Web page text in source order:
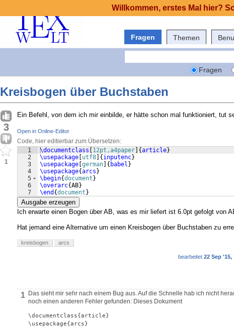
Fragen Themen
Fragen
Kreisbogen über Buchstaben
3
1
Ein Befehl, von dem ich mir einbilde, er hätte schon mal funktioniert, tut
Open in Online-Editor
Code, hier editierbar zum Übersetzen:
1
2
3
4
5
6
7
\documentclass 12pt,a4paper {article}
\usepackage utf8 { inputenc}
\usepackage german { babel }
\usepackage{arcs }
\begin{document }
\overarc{AB}
\end {document }
Ausgabe erzeugen
Ich erwarte einen Bogen über AB, was es mir liefert ist 6.0pt gefolgt von
Hat jemand eine Alternative um einen Kreisbogen über Buchstaben zu
kreisbogen arcs
bearbeitet 22 Sep '15,
1
Das sieht mir sehr nach einem Bug aus. Auf die Schnelle hab ich nicht
noch einen anderen Fehler gefunden: Dieses Dokument
\documentclass{article}
\usepackage{arcs}
Willkommen, erstes Mal hier?